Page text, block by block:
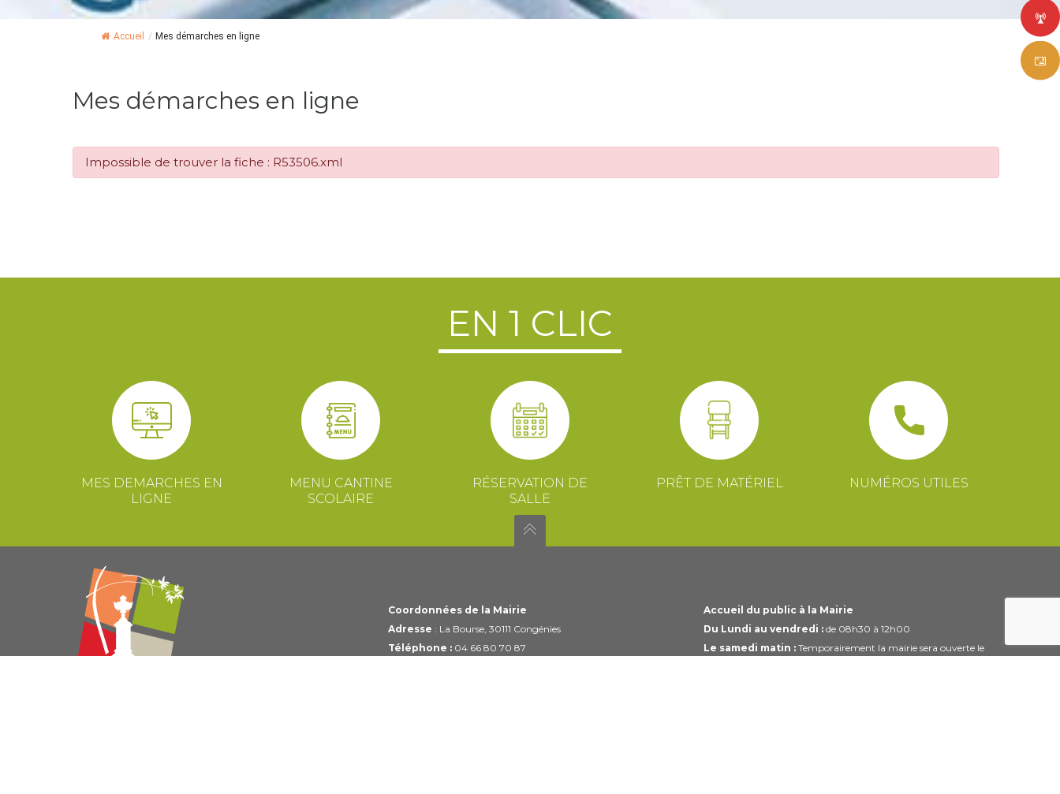
Accueil / Mes démarches en ligne
Mes démarches en ligne
Impossible de trouver la fiche : R53506.xml
EN 1 CLIC
MES DEMARCHES EN
LIGNE
MENU CANTINE
SCOLAIRE
RÉSERVATION DE
SALLE
PRÊT DE MATÉRIEL NUMÉROS UTILES
Coordonnées de la Mairie
Adresse : La Bourse, 30111 Congénies
Téléphone :04 66 80 70 87
Accueil du public à la Mairie
Du Lundi au vendredi :de 08h30 à 12h00
Le samedi matin :Temporairement la mairie sera ouverte le